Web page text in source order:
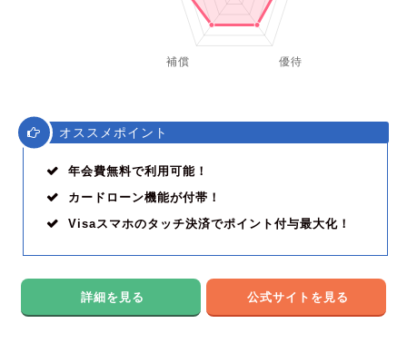
オススメポイント
年会費無料で利用可能！
カードローン機能が付帯！
Visaスマホのタッチ決済でポイント付与最大化！
詳細を見る 公式サイトを見る